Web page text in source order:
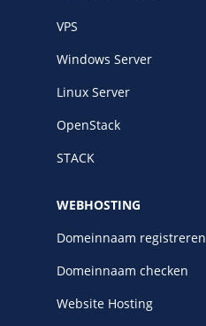
VPS
Windows Server
Linux Server
OpenStack
STACK
WEBHOSTING
Domeinnaam registreren
Domeinnaam checken
Website Hosting